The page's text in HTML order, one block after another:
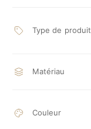
Type de produit
Matériau
Couleur